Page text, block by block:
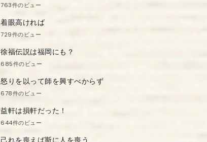
763件のビュー
着眼高ければ
729件のビュー
徐福伝説は福岡にも？
685件のビュー
怒りを以って師を興すべからず
678件のビュー
益軒は損軒だった！
644件のビュー
己れを喪えば斯に人を喪う